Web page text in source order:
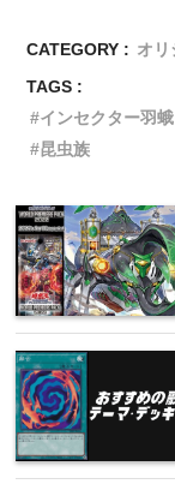
CATEGORY : オリ
TAGS :
インセクター羽蛾
昆虫族